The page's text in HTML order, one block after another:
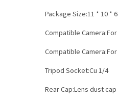
Package Size:11 * 10 *
Compatible
Compatible
Tripod Socket:Cu 1/4
Rear Cap:Lens dust cap